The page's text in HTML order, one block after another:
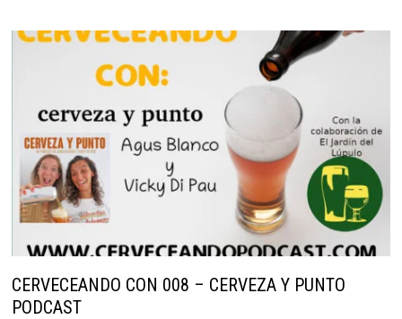
CERVECEANDO CON 008 – CERVEZA Y PUNTO
PODCAST